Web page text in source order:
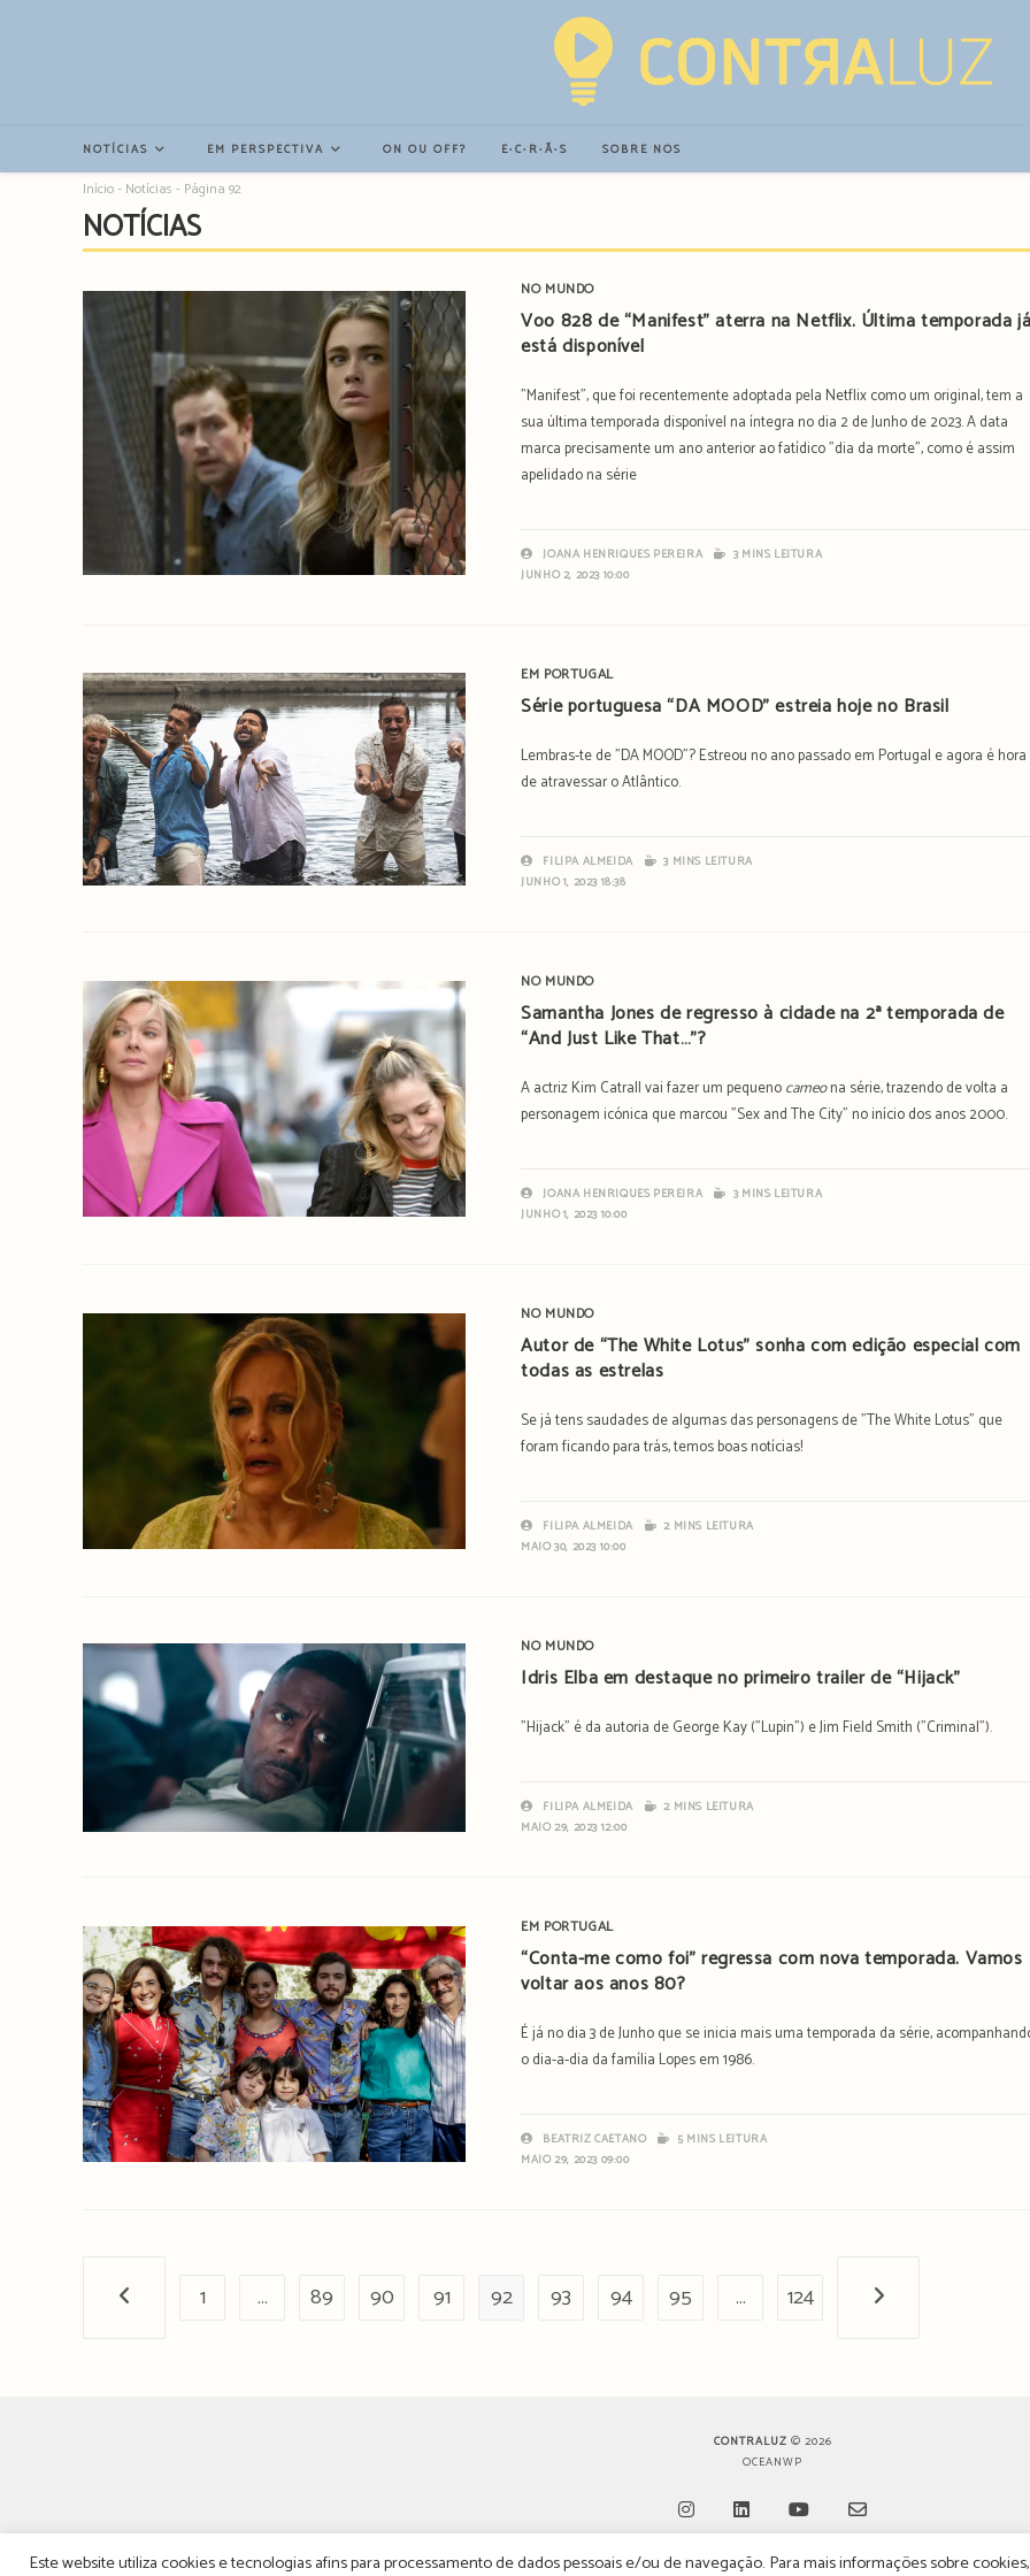
NOTÍCIAS EM PERSPECTIVA ON OU OFF? E∙C∙R∙Ã∙S SOBRE NÓS
Início- Notícias - Página 92
NOTÍCIAS
NO MUNDO
Voo 828 de “Manifest” aterra na Netflix. Última temporada
está disponível
"Manifest", que foi recentemente adoptada pela Netflix como um original, tem a
sua última temporada disponível na íntegra no dia 2 de Junho de 2023. A data
marca precisamente um ano anterior ao fatídico "dia da morte", como é assim
apelidado na série
JOANA HENRIQUES PEREIRA
3 MINS LEITURA
JUNHO 2, 2023 10:00
EM PORTUGAL
Série portuguesa “DA MOOD” estreia hoje no Brasil
Lembras-te de "DA MOOD"? Estreou no ano passado em Portugal e agora é hora
de atravessar o Atlântico.
FILIPA ALMEIDA
3 MINS LEITURA
JUNHO 1, 2023 18:38
NO MUNDO
Samantha Jones de regresso à cidade na 2ª temporada de
“And Just Like That…”?
A actriz Kim Catrall vai fazer um pequenocameona série, trazendo de volta a
personagem icónica que marcou "Sex and The City" no início dos anos 2000.
JOANA HENRIQUES PEREIRA
3 MINS LEITURA
JUNHO 1, 2023 10:00
NO MUNDO
Autor de “The White Lotus” sonha com edição especial com
todas as estrelas
Se já tens saudades de algumas das personagens de "The White Lotus" que
foram ficando para trás, temos boas notícias!
FILIPA ALMEIDA
2 MINS LEITURA
MAIO 30, 2023 10:00
NO MUNDO
Idris Elba em destaque no primeiro trailer de “Hijack”
"Hijack" é da autoria de George Kay ("Lupin") e Jim Field Smith ("Criminal").
FILIPA ALMEIDA
2 MINS LEITURA
MAIO 29, 2023 12:00
EM PORTUGAL
“Conta-me como foi” regressa com nova temporada. Vamos
voltar aos anos 80?
É já no dia 3 de Junho que se inicia mais uma temporada da série,
o dia-a-dia da família Lopes em 1986.
BEATRIZ CAETANO
5 MINS LEITURA
MAIO 29, 2023 09:00
Página anterior
1 … 89 90 91 92 93 94 95 … 124 Próxima página
CONTRALUZ © 2026
OCEANWP
Este website utiliza cookies e tecnologias afins para processamento de dados pessoais e/ou de navegação. Para mais informações sobre